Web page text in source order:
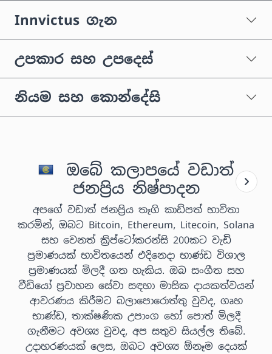
Innvictus ගැන
උපකාර සහ උපදෙස්
නියම සහ කොන්දේසි
ඔබේ කලාපයේ වඩාත්
ජනප්‍රිය නිෂ්පාදන
අපගේ වඩාත් ජනප්‍රිය තෑගි කාඩ්පත් භාවිතා
කරමින්, ඔබට Bitcoin, Ethereum, Litecoin, Solana
සහ වෙනත් ක්‍රිප්ටෝකරන්සි 200කට වැඩි
ප්‍රමාණයක් භාවිතයෙන් එදිනෙදා භාණ්ඩ විශාල
ප්‍රමාණයක් මිලදී ගත හැකිය. ඔබ සංගීත සහ
වීඩියෝ ප්‍රවාහන සේවා සඳහා මාසික දායකත්වයන්
ආවරණය කිරීමට බලාපොරොත්තු වුවද, ගෘහ
භාණ්ඩ, තාක්ෂණික උපාංග හෝ පොත් මිලදී
ගැනීමට අවශ්‍ය වුවද, අප සතුව සියල්ල තිබේ.
උදාහරණයක් ලෙස, ඔබට අවශ්‍ය ඕනෑම දෙයක්